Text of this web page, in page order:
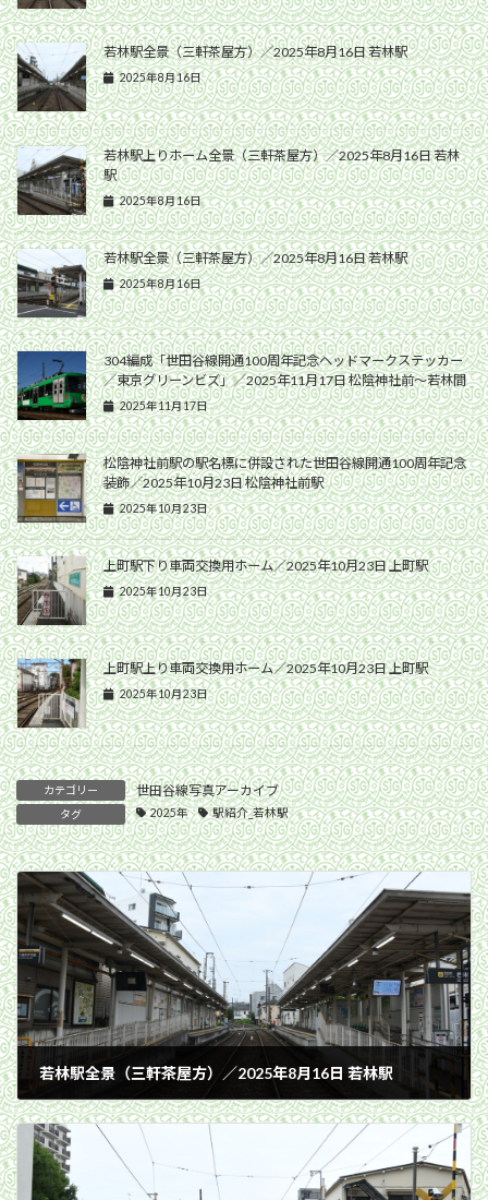
若林駅全景（三軒茶屋方）／2025年8月16日 若林駅
2025年8月16日
若林駅上りホーム全景（三軒茶屋方）／2025年8月16日 若林
駅
2025年8月16日
若林駅全景（三軒茶屋方）／2025年8月16日 若林駅
2025年8月16日
304編成「世田谷線開通100周年記念ヘッドマークステッカー
／東京グリーンビズ」／2025年11月17日 松陰神社前〜若林間
2025年11月17日
松陰神社前駅の駅名標に併設された世田谷線開通100周年記念
装飾／2025年10月23日 松陰神社前駅
2025年10月23日
上町駅下り車両交換用ホーム／2025年10月23日 上町駅
2025年10月23日
上町駅上り車両交換用ホーム／2025年10月23日 上町駅
2025年10月23日
カテゴリー 世田谷線写真アーカイブ
タグ 2025年 駅紹介_若林駅
若林駅全景（三軒茶屋方）／2025年8月16日 若林駅
2025年8月16日